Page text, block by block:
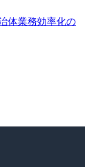
体業務効率化の